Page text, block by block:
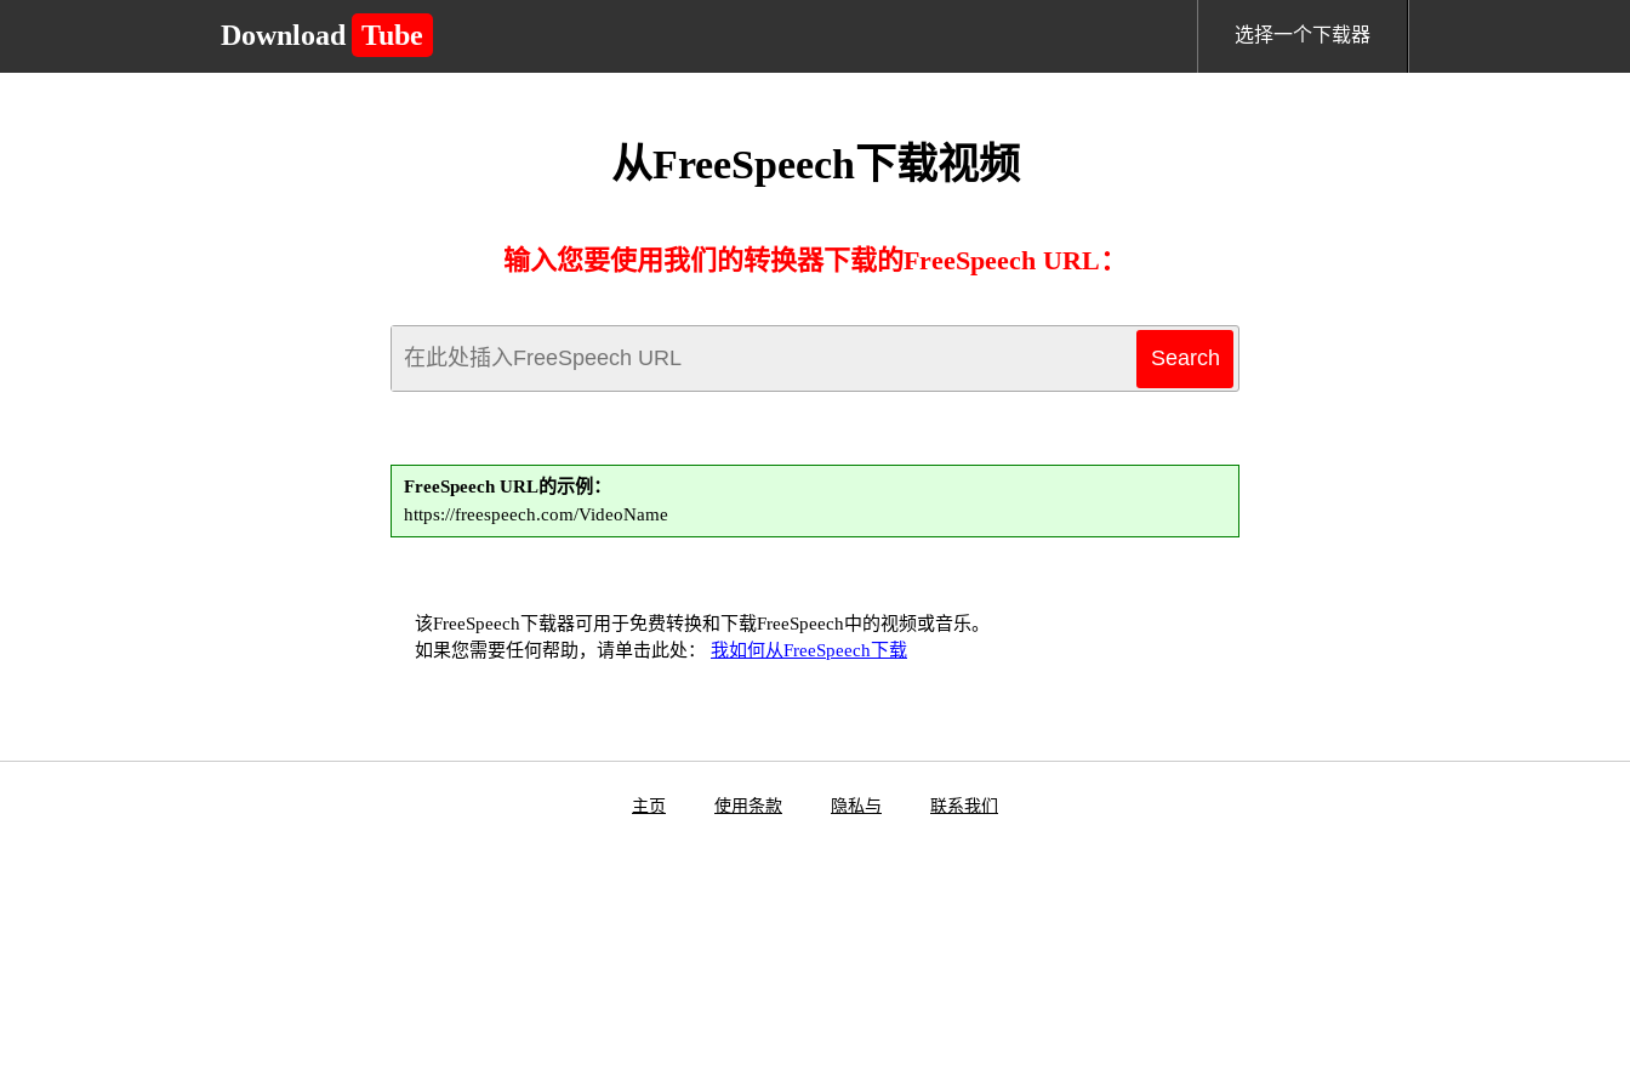
Download Tube 选择一个下载器
从FreeSpeech下载视频
输入您要使用我们的转换器下载的FreeSpeech URL：
FreeSpeech URL的示例：
https://freespeech.com/VideoName
该FreeSpeech下载器可用于免费转换和下载FreeSpeech中的视频或音乐。
如果您需要任何帮助，请单击此处： 我如何从FreeSpeech下载
主页 使用条款 隐私与 联系我们